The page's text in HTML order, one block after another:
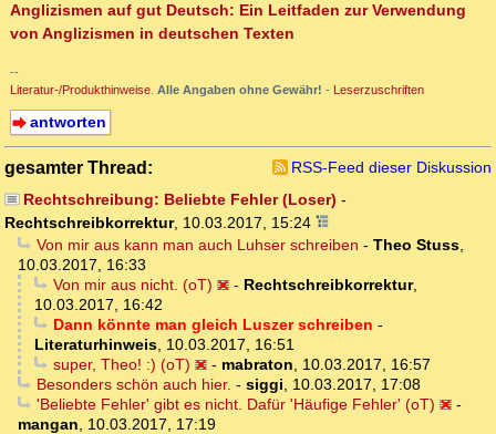
Anglizismen auf gut Deutsch: Ein Leitfaden zur Verwendung
von Anglizismen in deutschen Texten
--
Literatur-/Produkthinweise. Alle Angaben ohne Gewähr! - Leserzuschriften
antworten
gesamter Thread:
RSS-Feed dieser Diskussion
Rechtschreibung: Beliebte Fehler (Loser) -
Rechtschreibkorrektur, 10.03.2017, 15:24
Von mir aus kann man auch Luhser schreiben - Theo Stuss,
10.03.2017, 16:33
Von mir aus nicht. (oT)
- Rechtschreibkorrektur,
10.03.2017, 16:42
Dann könnte man gleich Luszer schreiben -
Literaturhinweis, 10.03.2017, 16:51
super, Theo! :) (oT)
- mabraton, 10.03.2017, 16:57
Besonders schön auch hier. - siggi, 10.03.2017, 17:08
'Beliebte Fehler' gibt es nicht. Dafür 'Häufige Fehler' (oT)
-
mangan, 10.03.2017, 17:19